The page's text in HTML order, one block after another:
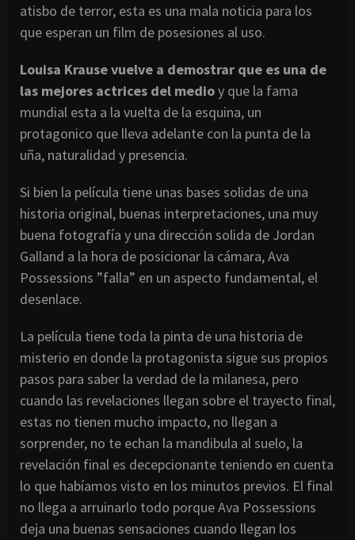
atisbo de terror, esta es una mala noticia para los
que esperan un film de posesiones al uso.
Louisa Krause vuelve a demostrar que es una de
las mejores actrices del medioy que la fama
mundial esta a la vuelta de la esquina, un
protagonico que lleva adelante con la punta de la
uña, naturalidad y presencia.
Si bien la película tiene unas bases solidas de una
historia original, buenas interpretaciones, una muy
buena fotografía y una dirección solida de Jordan
Galland a la hora de posicionar la cámara, Ava
Possessions ”falla” en un aspecto fundamental, el
desenlace.
La película tiene toda la pinta de una historia de
misterio en donde la protagonista sigue sus propios
pasos para saber la verdad de la milanesa, pero
cuando las revelaciones llegan sobre el trayecto final,
estas no tienen mucho impacto, no llegan a
sorprender, no te echan la mandibula al suelo, la
revelación final es decepcionante teniendo en cuenta
lo que habíamos visto en los minutos previos. El final
no llega a arruinarlo todo porque Ava Possessions
deja una buenas sensaciones cuando llegan los